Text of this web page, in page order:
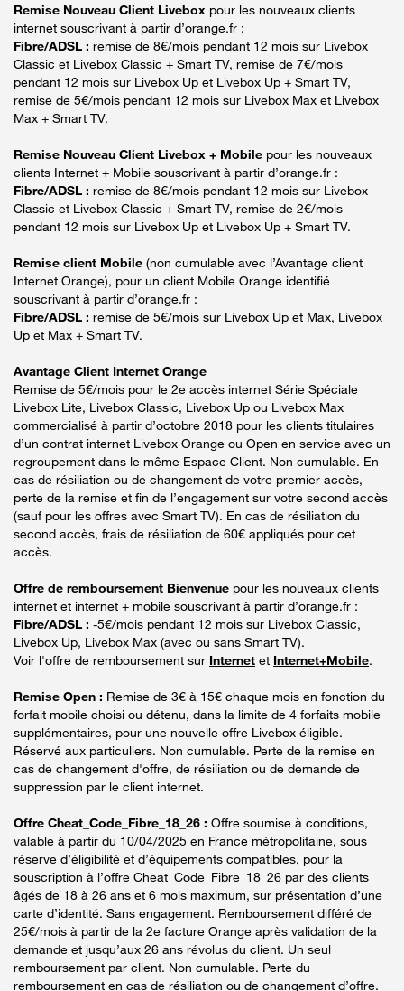
Remise Nouveau Client Livebox pour les nouveaux clients
internet souscrivant à partir d’orange.fr :
Fibre/ADSL : remise de 8€/mois pendant 12 mois sur Livebox
Classic et Livebox Classic + Smart TV, remise de 7€/mois
pendant 12 mois sur Livebox Up et Livebox Up + Smart TV,
remise de 5€/mois pendant 12 mois sur Livebox Max et Livebox
Max + Smart TV.
Remise Nouveau Client Livebox + Mobile pour les nouveaux
clients Internet + Mobile souscrivant à partir d’orange.fr :
Fibre/ADSL : remise de 8€/mois pendant 12 mois sur Livebox
Classic et Livebox Classic + Smart TV, remise de 2€/mois
pendant 12 mois sur Livebox Up et Livebox Up + Smart TV.
Remise client Mobile (non cumulable avec l’Avantage client
Internet Orange), pour un client Mobile Orange identifié
souscrivant à partir d’orange.fr :
Fibre/ADSL : remise de 5€/mois sur Livebox Up et Max, Livebox
Up et Max + Smart TV.
Avantage Client Internet Orange
Remise de 5€/mois pour le 2e accès internet Série Spéciale
Livebox Lite, Livebox Classic, Livebox Up ou Livebox Max
commercialisé à partir d’octobre 2018 pour les clients titulaires
d’un contrat internet Livebox Orange ou Open en service avec un
regroupement dans le même Espace Client. Non cumulable. En
cas de résiliation ou de changement de votre premier accès,
perte de la remise et fin de l’engagement sur votre second accès
(sauf pour les offres avec Smart TV). En cas de résiliation du
second accès, frais de résiliation de 60€ appliqués pour cet
accès.
Offre de remboursement Bienvenue pour les nouveaux clients
internet et internet + mobile souscrivant à partir d’orange.fr :
Fibre/ADSL : -5€/mois pendant 12 mois sur Livebox Classic,
Livebox Up, Livebox Max (avec ou sans Smart TV).
Voir l'offre de remboursement sur Internet et Internet+Mobile.
Remise Open : Remise de 3€ à 15€ chaque mois en fonction du
forfait mobile choisi ou détenu, dans la limite de 4 forfaits mobile
supplémentaires, pour une nouvelle offre Livebox éligible.
Réservé aux particuliers. Non cumulable. Perte de la remise en
cas de changement d'offre, de résiliation ou de demande de
suppression par le client internet.
Offre Cheat_Code_Fibre_18_26 : Offre soumise à conditions,
valable à partir du 10/04/2025 en France métropolitaine, sous
réserve d’éligibilité et d’équipements compatibles, pour la
souscription à l’offre Cheat_Code_Fibre_18_26 par des clients
âgés de 18 à 26 ans et 6 mois maximum, sur présentation d’une
carte d’identité. Sans engagement. Remboursement différé de
25€/mois à partir de la 2e facture Orange après validation de la
demande et jusqu’aux 26 ans révolus du client. Un seul
remboursement par client. Non cumulable. Perte du
remboursement en cas de résiliation ou de changement d’offre.